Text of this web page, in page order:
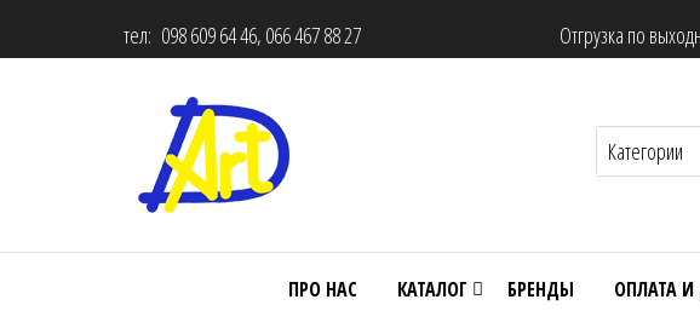
тел: 098 609 64 46, 066 467 88 27 Отгрузка по
ПРО НАС КАТАЛОГ БРЕНДЫ ОПЛАТА